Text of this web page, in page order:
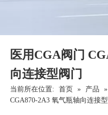
医用CGA阀门
向连接型阀门
当前所在位置: 首页 » 产品 »
CGA870-2A3 氧气瓶轴向连接